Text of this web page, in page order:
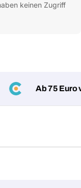
keinen Zugriff
Ab 75 Euro